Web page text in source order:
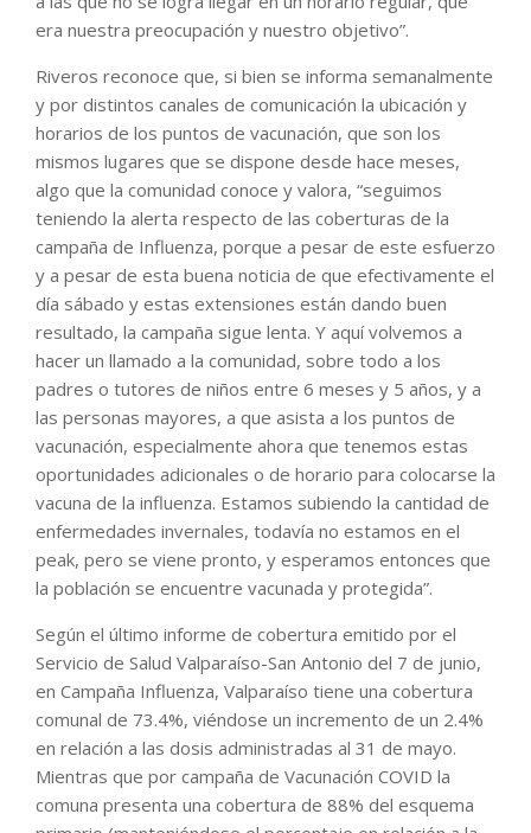
era nuestra preocupación y nuestro objetivo”.
Riveros reconoce que, si bien se informa semanalmente
y por distintos canales de comunicación la ubicación y
horarios de los puntos de vacunación, que son los
mismos lugares que se dispone desde hace meses,
algo que la comunidad conoce y valora, “seguimos
teniendo la alerta respecto de las coberturas de la
campaña de Influenza, porque a pesar de este esfuerzo
y a pesar de esta buena noticia de que efectivamente el
día sábado y estas extensiones están dando buen
resultado, la campaña sigue lenta. Y aquí volvemos a
hacer un llamado a la comunidad, sobre todo a los
padres o tutores de niños entre 6 meses y 5 años, y a
las personas mayores, a que asista a los puntos de
vacunación, especialmente ahora que tenemos estas
oportunidades adicionales o de horario para colocarse la
vacuna de la influenza. Estamos subiendo la cantidad de
enfermedades invernales, todavía no estamos en el
peak, pero se viene pronto, y esperamos entonces que
la población se encuentre vacunada y protegida”.
Según el último informe de cobertura emitido por el
Servicio de Salud Valparaíso-San Antonio del 7 de junio,
en Campaña Influenza, Valparaíso tiene una cobertura
comunal de 73.4%, viéndose un incremento de un 2.4%
en relación a las dosis administradas al 31 de mayo.
Mientras que por campaña de Vacunación COVID la
comuna presenta una cobertura de 88% del esquema